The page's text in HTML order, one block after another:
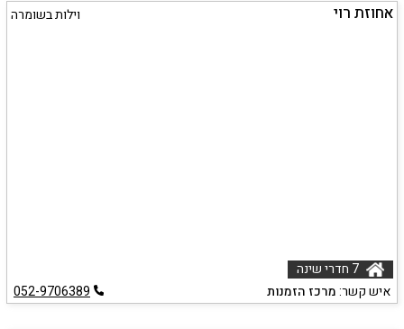
אחוזת רוי וילות בשומרה
איש קשר:מרכז הזמנות 052-9706389